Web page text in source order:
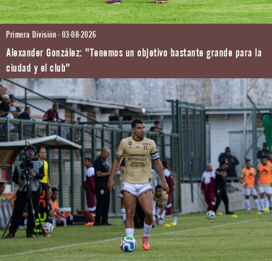
Primera División - 03-08-2026
Alexander González: "Tenemos un objetivo bastante grande para la
ciudad y el club"